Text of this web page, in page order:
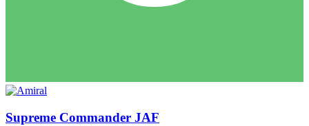
Supreme Commander JAF